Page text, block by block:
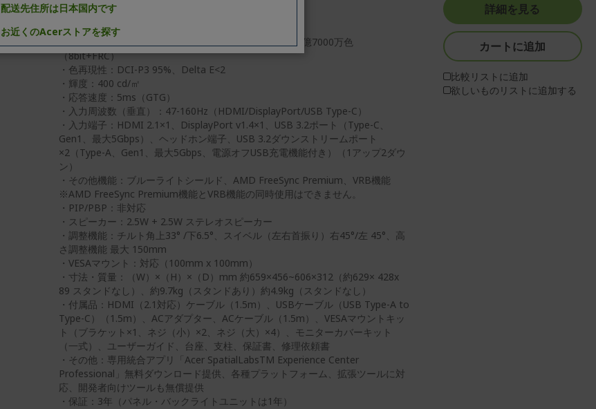
・パネルサイズ：27インチ ワイド
・解像度：3840×2160、4K UHD、16:9
・液晶パネル方式：IPS、光沢、バックライト: LED、10億7000万色
（8bit+FRC）
・色再現性：DCI-P3 95%、Delta E<2
・輝度：400 cd/㎡
・応答速度：5ms（GTG）
・入力周波数（垂直）：47-160Hz（HDMI/DisplayPort/USB Type-C）
・入力端子：HDMI 2.1×1、DisplayPort v1.4×1、USB 3.2ポート（Type-C、
Gen1、最大5Gbps）、ヘッドホン端子、USB 3.2ダウンストリームポート
×2（Type-A、Gen1、最大5Gbps、電源オフUSB充電機能付き）（1アップ2ダウ
ン）
・その他機能：ブルーライトシールド、AMD FreeSync Premium、VRB機能
※AMD FreeSync Premium機能とVRB機能の同時使用はできません。
・PIP/PBP：非対応
・スピーカー：2.5W + 2.5W ステレオスピーカー
・調整機能：チルト角上33° /下6.5°、スイベル（左右首振り）右45°/左 45°、高
さ調整機能 最大 150mm
・VESAマウント：対応（100mm x 100mm）
・寸法・質量：（W）×（H）×（D）mm 約659×456~606×312（約629× 428x
89 スタンドなし）、約9.7kg（スタンドあり）約4.9kg（スタンドなし）
・付属品：HDMI（2.1対応）ケーブル（1.5m）、USBケーブル（USB Type-A to
Type-C）（1.5m）、ACアダプター、ACケーブル（1.5m）、VESAマウントキッ
ト（ブラケット×1、ネジ（小）×2、ネジ（大）×4）、モニターカバーキット
（一式）、ユーザーガイド、台座、支柱、保証書、修理依頼書
・その他：専用統合アプリ「Acer SpatialLabsTM Experience Center
Professional」無料ダウンロード提供、各種プラット​フォーム、拡張ツールに対
応、開発者向けツールも無償提供
・保証：3年（パネル・バックライトユニットは1年）
詳細を見る
カートに追加
比較リストに追加
欲しいものリストに追加する
配送先住所は日本国内です
お近くのAcerストアを探す